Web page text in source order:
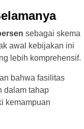
sebagai skema
awal kebijakan ini
lebih komprehensif.
bahwa fasilitas
dalam tahap
kemampuan